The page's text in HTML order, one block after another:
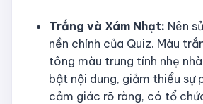
Trắng và Xám Nhạt: Nên
nền chính của Quiz. Màu
tông màu trung tính nhẹ
bật nội dung, giảm thiểu sự
cảm giác rõ ràng, có tổ